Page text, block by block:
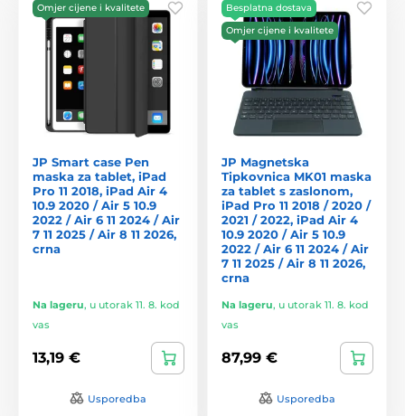
Omjer cijene i kvalitete
JP Smart case Pen
maska za tablet, iPad
Pro 11 2018, iPad Air 4
10.9 2020 / Air 5 10.9
2022 / Air 6 11 2024 / Air
7 11 2025 / Air 8 11 2026,
crna
Na lageru, u utorak 11. 8. kod
vas
13,19 €
Usporedba
Besplatna dostava
Omjer cijene i kvalitete
JP Magnetska
Tipkovnica MK01 maska
za tablet s zaslonom,
iPad Pro 11 2018 / 2020 /
2021 / 2022, iPad Air 4
10.9 2020 / Air 5 10.9
2022 / Air 6 11 2024 / Air
7 11 2025 / Air 8 11 2026,
crna
Na lageru, u utorak 11. 8. kod
vas
87,99 €
Usporedba